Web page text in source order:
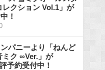
クション Vol.1」が
！
パニーより「ねんど
ミク ∞Ver.」が
予約受付中！